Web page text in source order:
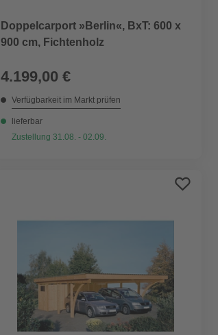
Doppelcarport »Berlin«, BxT: 600 x
900 cm, Fichtenholz
4.199,00 €
Verfügbarkeit im Markt prüfen
lieferbar
Zustellung 31.08. - 02.09.